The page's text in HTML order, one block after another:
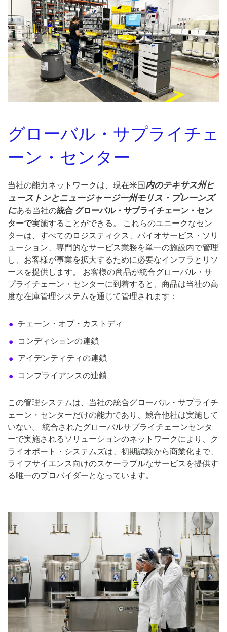
グローバル・サプライチェ
ーン・センター
当社の能力ネットワークは、現在米国 内のテキサス州ヒ
ューストンとニュージャージー州モリス・プレーンズ
にある当社の統合 グローバル・サプライチェーン・セン
ターで実施することができる。 これらのユニークなセン
ターは、すべてのロジスティクス、バイオサービス・ソリ
ューション、専門的なサービス業務を単一の施設内で管理
し、お客様が事業を拡大するために必要なインフラとリソ
ースを提供します。 お客様の商品が統合グローバル・サ
プライチェーン・センターに到着すると、商品は当社の高
度な在庫管理システムを通じて管理されます：
チェーン・オブ・カストディ
コンディションの連鎖
アイデンティティの連鎖
コンプライアンスの連鎖
この管理システムは、当社の統合グローバル・サプライチ
ェーン・センターだけの能力であり、競合他社は実施して
いない。 統合されたグローバルサプライチェーンセンタ
ーで実施されるソリューションのネットワークにより、ク
ライオポート・システムズは、初期試験から商業化まで、
ライフサイエンス向けのスケーラブルなサービスを提供す
る唯一のプロバイダーとなっています。